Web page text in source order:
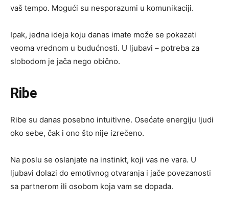
vaš tempo. Mogući su nesporazumi u komunikaciji.
Ipak, jedna ideja koju danas imate može se pokazati
veoma vrednom u budućnosti. U ljubavi – potreba za
slobodom je jača nego obično.
Ribe
Ribe su danas posebno intuitivne. Osećate energiju ljudi
oko sebe, čak i ono što nije izrečeno.
Na poslu se oslanjate na instinkt, koji vas ne vara. U
ljubavi dolazi do emotivnog otvaranja i jače povezanosti
sa partnerom ili osobom koja vam se dopada.